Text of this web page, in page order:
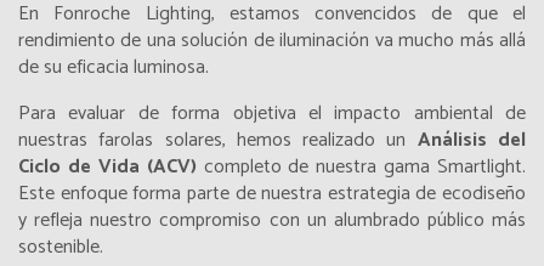
En Fonroche Lighting, estamos convencidos de que el
rendimiento de una solución de iluminación va mucho más allá
de su eficacia luminosa.
Para evaluar de forma objetiva el impacto ambiental de
nuestras farolas solares, hemos realizado un Análisis del
Ciclo de Vida (ACV) completo de nuestra gama Smartlight.
Este enfoque forma parte de nuestra estrategia de ecodiseño
y refleja nuestro compromiso con un alumbrado público más
sostenible.